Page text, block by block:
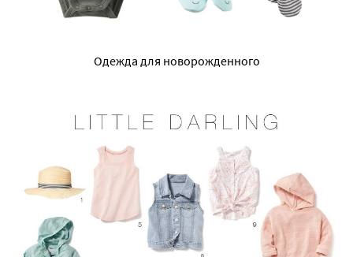
Одежда для новорожденного